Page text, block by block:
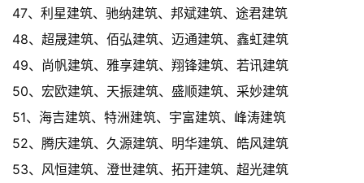
47、利星建筑、驰纳建筑、邦斌建筑、途君建筑
48、超晟建筑、佰弘建筑、迈通建筑、鑫虹建筑
49、尚帆建筑、雅享建筑、翔锋建筑、若讯建筑
50、宏欧建筑、天振建筑、盛顺建筑、采妙建筑
51、海吉建筑、特洲建筑、宇富建筑、峰涛建筑
52、腾庆建筑、久源建筑、明华建筑、皓风建筑
53、风恒建筑、澄世建筑、拓开建筑、超光建筑